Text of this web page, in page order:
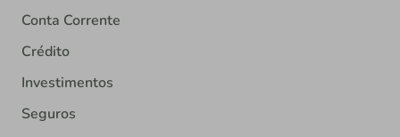
Conta Corrente
Crédito
Investimentos
Seguros